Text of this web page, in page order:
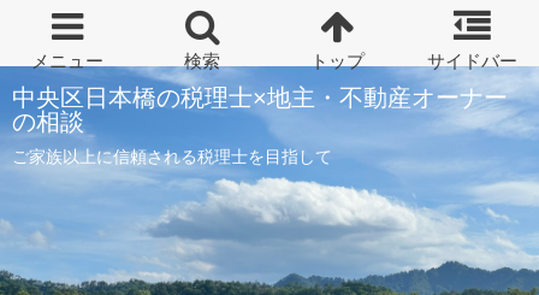
中央区日本橋の税理士×地主・不動産オーナー
の相談
ご家族以上に信頼される税理士を目指して